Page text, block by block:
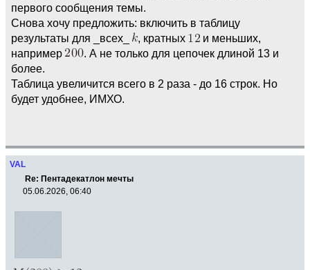
первого сообщения темы.
Снова хочу предложить: включить в таблицу
результаты для _вcех_
, кратных
и меньших,
например
. А не только для цепочек длиной 13 и
более.
Таблица увеличится всего в 2 раза - до 16 строк. Но
будет удобнее, ИМХО.
VAL
Re: Пентадекатлон мечты
05.06.2026, 06:40